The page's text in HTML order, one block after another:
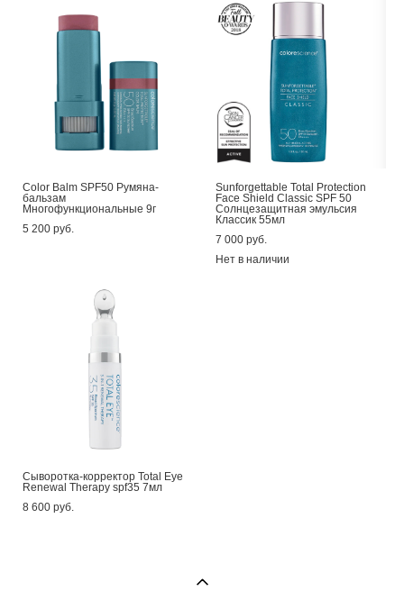
Color Balm SPF50 Румяна-
бальзам
Многофункциональные 9г
5 200 pуб.
Sunforgettable Total Protection
Face Shield Classic SPF 50
Солнцезащитная эмульсия
Классик 55мл
7 000 pуб.
Нет в наличии
Сыворотка-корректор Total Eye
Renewal Therapy spf35 7мл
8 600 pуб.